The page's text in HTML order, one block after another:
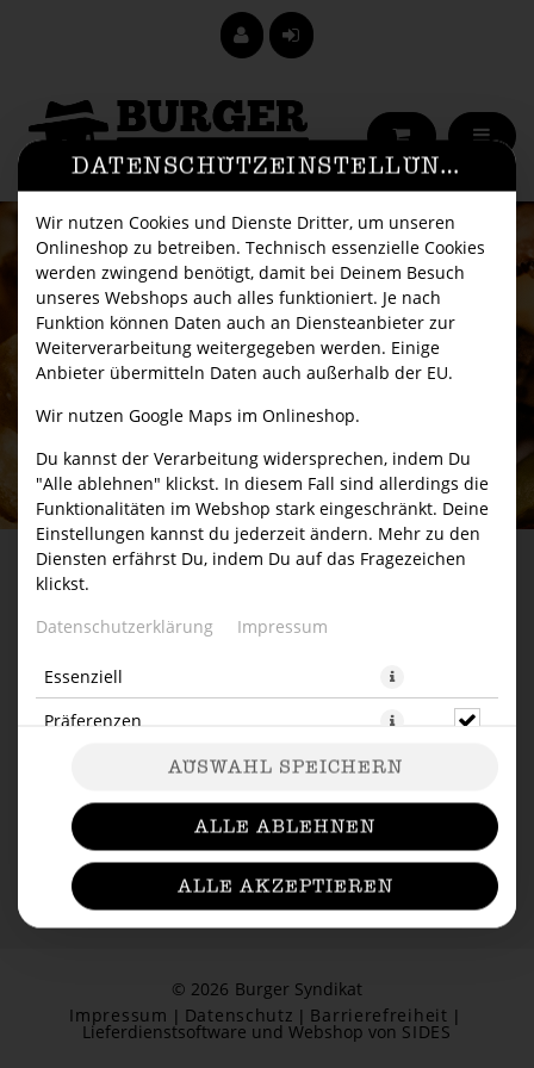
DATENSCHUTZEINSTELLUNGEN
Wir nutzen Cookies und Dienste Dritter, um unseren
Onlineshop zu betreiben. Technisch essenzielle Cookies
werden zwingend benötigt, damit bei Deinem Besuch
unseres Webshops auch alles funktioniert. Je nach
Funktion können Daten auch an Diensteanbieter zur
Weiterverarbeitung weitergegeben werden. Einige
Anbieter übermitteln Daten auch außerhalb der EU.
Wir nutzen Google Maps im Onlineshop.
Du kannst der Verarbeitung widersprechen, indem Du
"Alle ablehnen" klickst. In diesem Fall sind allerdings die
Funktionalitäten im Webshop stark eingeschränkt. Deine
Einstellungen kannst du jederzeit ändern. Mehr zu den
Diensten erfährst Du, indem Du auf das Fragezeichen
klickst.
Datenschutzerklärung
Impressum
Essenziell
Präferenzen
AUSWAHL SPEICHERN
ALLE ABLEHNEN
ALLE AKZEPTIEREN
© 2026 Burger Syndikat
Impressum
Datenschutz Barrierefreiheit
Lieferdienstsoftware und Webshop von SIDES